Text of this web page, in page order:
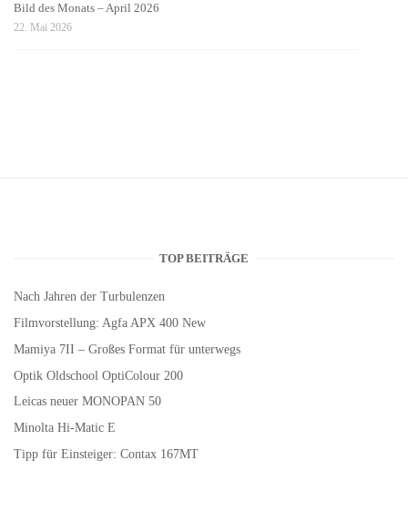
Bild des Monats – April 2026
22. Mai 2026
TOP BEITRÄGE
Nach Jahren der Turbulenzen
Filmvorstellung: Agfa APX 400 New
Mamiya 7II – Großes Format für unterwegs
Optik Oldschool OptiColour 200
Leicas neuer MONOPAN 50
Minolta Hi-Matic E
Tipp für Einsteiger: Contax 167MT